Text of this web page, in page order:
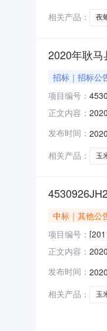
相关产品：
夜
2020年耿
招标｜招标公
项目编号：
正文内容：
花
发布时间：
相关产品：
玉
中标｜其他公
项目编号：
正文内容：
耿
名
发布时间：
相关产品：
玉